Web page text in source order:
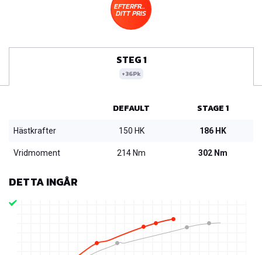
EFTERFRÅGA
DITT PRIS
STEG 1
+36Pk
DEFAULT STAGE 1
Hästkrafter 150 HK 186 HK
Vridmoment 214 Nm 302 Nm
DETTA INGÅR